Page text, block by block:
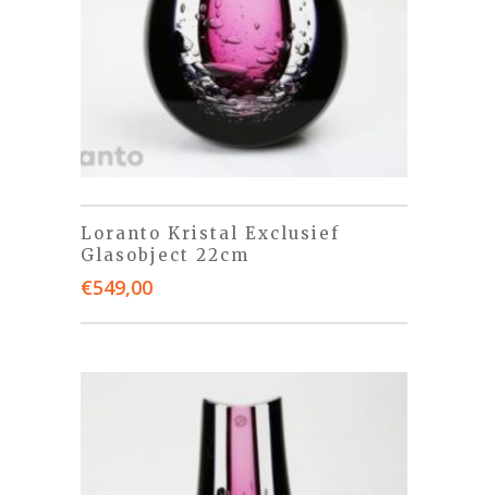
Loranto Kristal Exclusief
Glasobject 22cm
€549,00